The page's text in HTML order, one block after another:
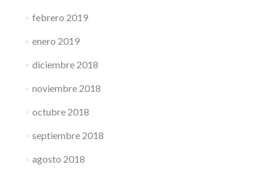
febrero 2019
enero 2019
diciembre 2018
noviembre 2018
octubre 2018
septiembre 2018
agosto 2018